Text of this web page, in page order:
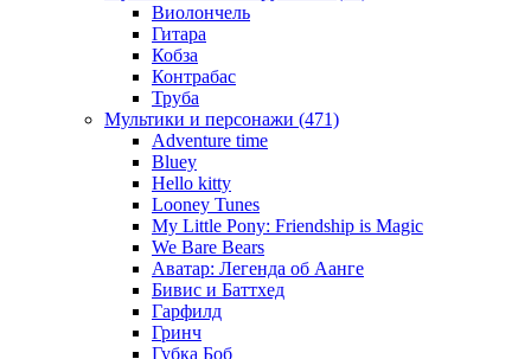
Виолончель
Гитара
Кобза
Контрабас
Труба
Мультики и персонажи (471)
Adventure time
Bluey
Hello kitty
Looney Tunes
My Little Pony: Friendship is Magic
We Bare Bears
Аватар: Легенда об Аанге
Бивис и Баттхед
Гарфилд
Гринч
Губка Боб